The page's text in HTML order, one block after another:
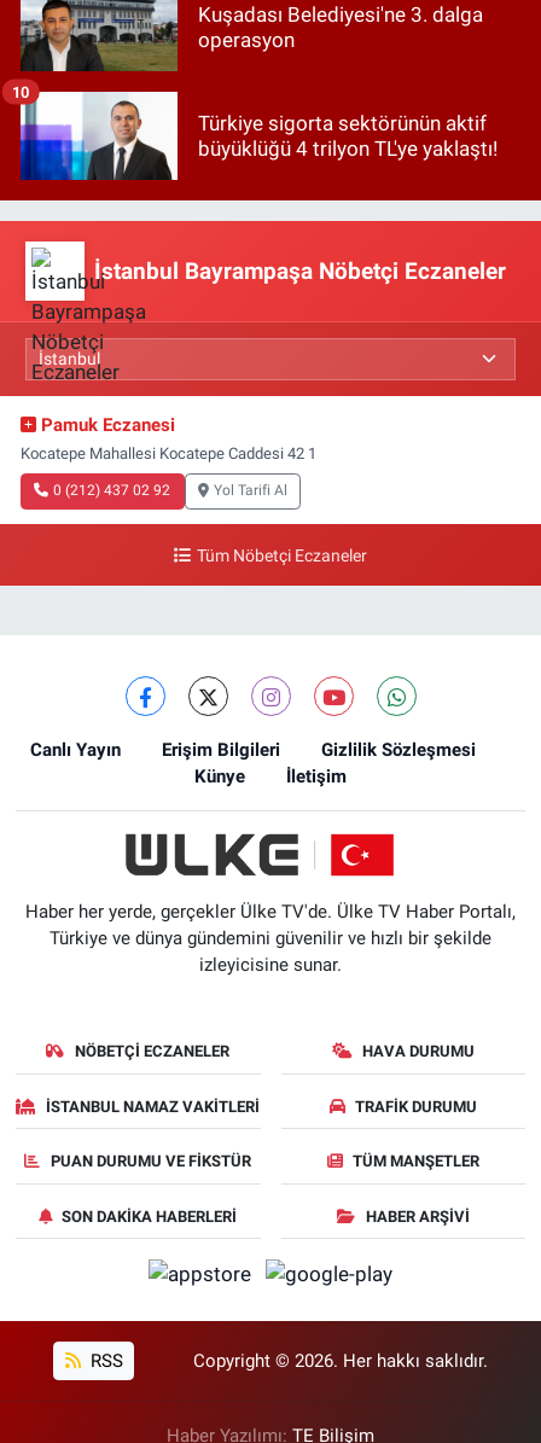
Kuşadası Belediyesi'ne 3. dalga
operasyon
Türkiye sigorta sektörünün aktif
büyüklüğü 4 trilyon TL'ye yaklaştı!
10
İstanbul Bayrampaşa Nöbetçi Eczaneler
Pamuk Eczanesi
Kocatepe Mahallesi Kocatepe Caddesi 42 1
0 (212) 437 02 92 Yol Tarifi Al
Tüm Nöbetçi Eczaneler
Canlı Yayın Erişim Bilgileri
Gizlilik Sözleşmesi
Künye
İletişim
Haber her yerde, gerçekler Ülke TV'de. Ülke TV Haber Portalı,
Türkiye ve dünya gündemini güvenilir ve hızlı bir şekilde
izleyicisine sunar.
NÖBETÇI ECZANELER HAVA DURUMU
İSTANBUL NAMAZ VAKITLERI TRAFIK DURUMU
PUAN DURUMU VE FIKSTÜR TÜM MANŞETLER
SON DAKIKA HABERLERI HABER ARŞIVI
RSS Copyright © 2026. Her hakkı saklıdır.
Haber Yazılımı: TE Bilişim